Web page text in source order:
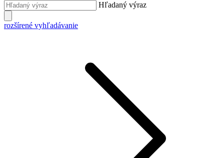
Hľadaný výraz
rozšírené vyhľadávanie